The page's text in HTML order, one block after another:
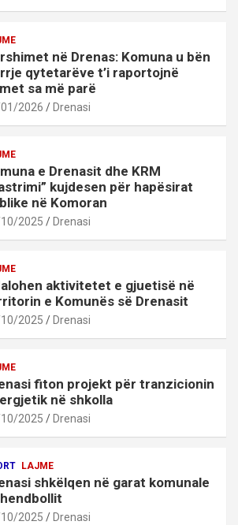
në Drenas: Komuna u bën
qytetarëve t’i raportojnë
sa më parë
2026 Drenasi
e Drenasit dhe KRM
kujdesen për hapësirat
në Komoran
2025 Drenasi
aktivitetet e gjuetisë në
e Komunës së Drenasit
2025 Drenasi
fiton projekt për tranzicionin
në shkolla
2025 Drenasi
LAJME
shkëlqen në garat komunale
2025 Drenasi